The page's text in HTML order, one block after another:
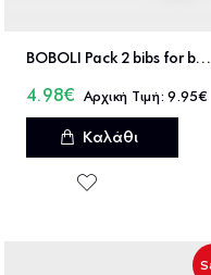
BOBOLI Pack 2 bibs for baby - 253088
4.98€ 9.95€
Καλάθι